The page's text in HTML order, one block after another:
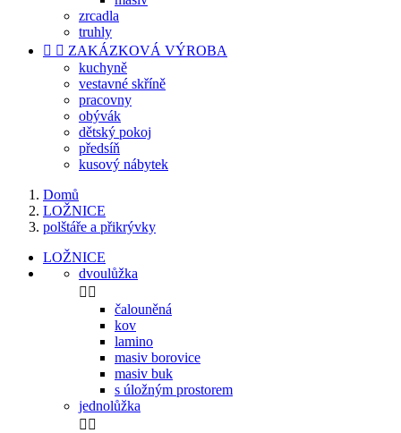
zrcadla
truhly
  ZAKÁZKOVÁ VÝROBA
kuchyně
vestavné skříně
pracovny
obývák
dětský pokoj
předsíň
kusový nábytek
Domů
LOŽNICE
polštáře a přikrývky
LOŽNICE
dvoulůžka
 
čalouněná
kov
lamino
masiv borovice
masiv buk
s úložným prostorem
jednolůžka
 